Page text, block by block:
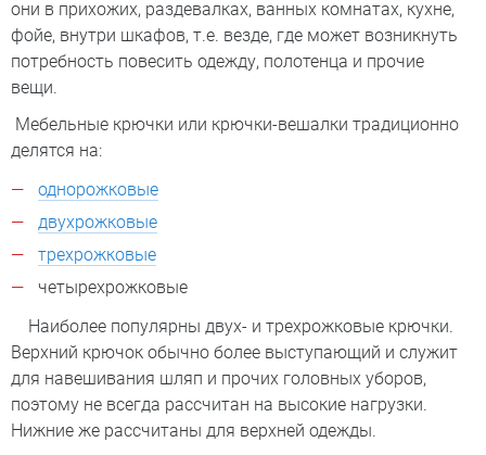
они в прихожих, раздевалках, ванных комнатах, кухне,
фойе, внутри шкафов, т.е. везде, где может возникнуть
потребность повесить одежду, полотенца и прочие
вещи.
Мебельные крючки или крючки-вешалки традиционно
делятся на:
однорожковые
двухрожковые
трехрожковые
четырехрожковые
Наиболее популярны двух- и трехрожковые крючки.
Верхний крючок обычно более выступающий и служит
для навешивания шляп и прочих головных уборов,
поэтому не всегда рассчитан на высокие нагрузки.
Нижние же рассчитаны для верхней одежды.